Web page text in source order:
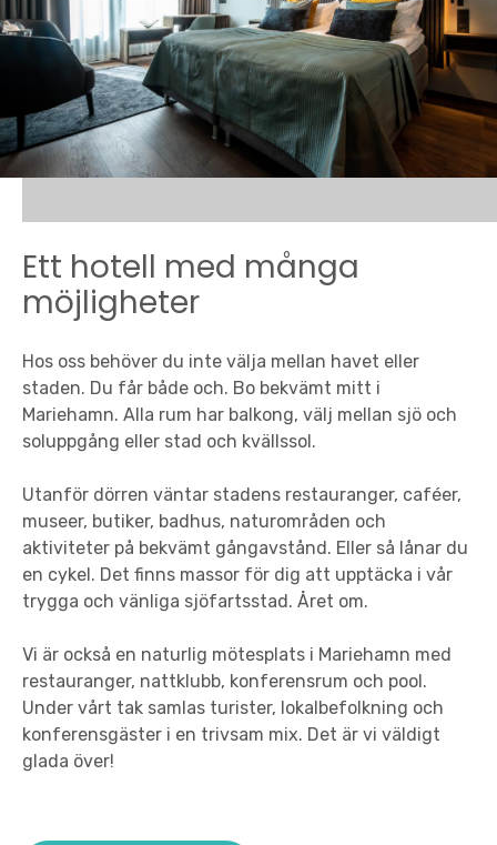
Ett hotell med många
möjligheter
Hos oss behöver du inte välja mellan havet eller
staden. Du får både och. Bo bekvämt mitt i
Mariehamn. Alla rum har balkong, välj mellan sjö och
soluppgång eller stad och kvällssol.
Utanför dörren väntar stadens restauranger, caféer,
museer, butiker, badhus, naturområden och
aktiviteter på bekvämt gångavstånd. Eller så lånar du
en cykel. Det finns massor för dig att upptäcka i vår
trygga och vänliga sjöfartsstad. Året om.
Vi är också en naturlig mötesplats i Mariehamn med
restauranger, nattklubb, konferensrum och pool.
Under vårt tak samlas turister, lokalbefolkning och
konferensgäster i en trivsam mix. Det är vi väldigt
glada över!